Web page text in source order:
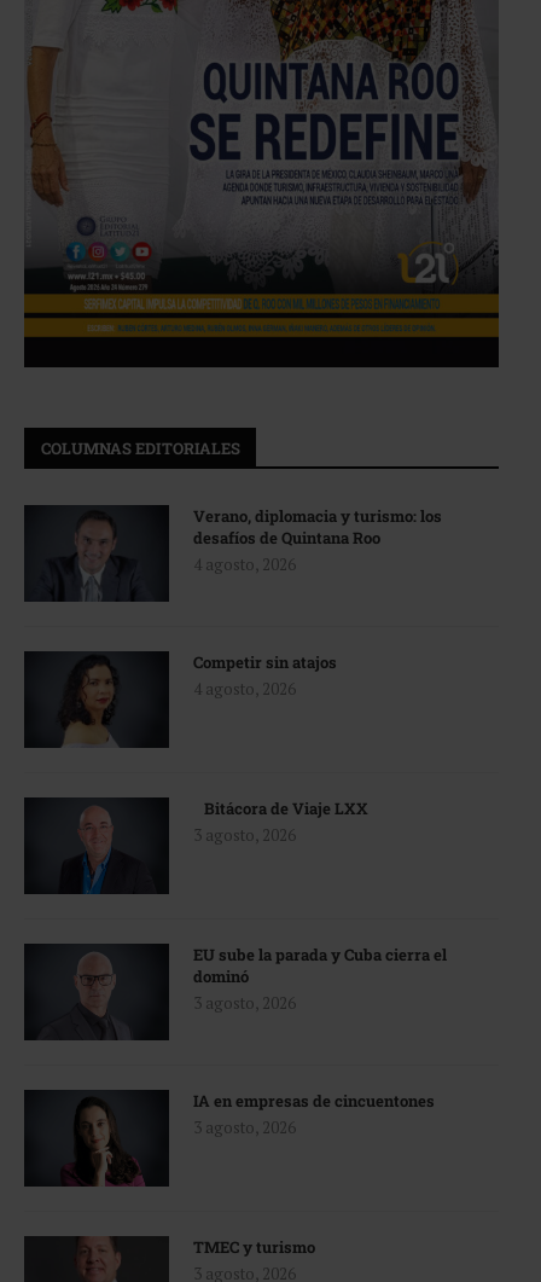
COLUMNAS EDITORIALES
Verano, diplomacia y turismo: los
desafíos de Quintana Roo
4 agosto, 2026
Competir sin atajos
4 agosto, 2026
Bitácora de Viaje LXX
3 agosto, 2026
EU sube la parada y Cuba cierra el
dominó
3 agosto, 2026
IA en empresas de cincuentones
3 agosto, 2026
TMEC y turismo
3 agosto, 2026